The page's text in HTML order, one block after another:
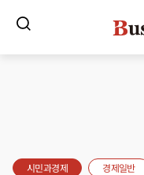
시민과경제 경제일반